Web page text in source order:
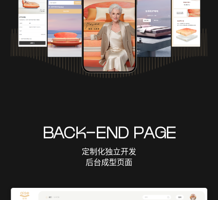
BACK-END PAGE
定制化独立开发
后台成型页面